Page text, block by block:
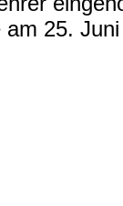
am 25.